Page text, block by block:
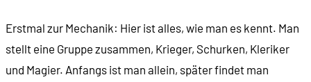
Erstmal zur Mechanik: Hier ist alles, wie man es kennt. Man
stellt eine Gruppe zusammen, Krieger, Schurken, Kleriker
und Magier. Anfangs ist man allein, später findet man